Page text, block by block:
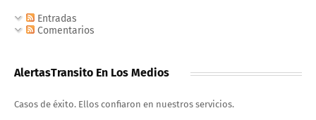
Entradas
Comentarios
AlertasTransito En Los Medios
Casos de éxito. Ellos confiaron en nuestros servicios.